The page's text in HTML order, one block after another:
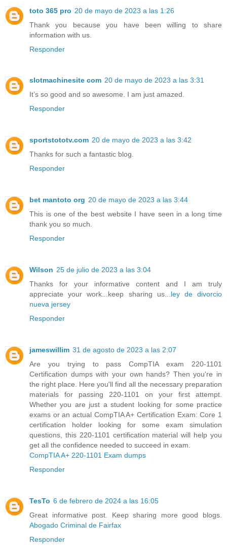
toto 365 pro 20 de mayo de 2023 a las 1:26
Thank you because you have been willing to share
information with us.
Responder
slotmachinesite com 20 de mayo de 2023 a las 3:31
It’s so good and so awesome. I am just amazed.
Responder
sportstototv.com 20 de mayo de 2023 a las 3:42
Thanks for such a fantastic blog.
Responder
bet mantoto org 20 de mayo de 2023 a las 3:44
This is one of the best website I have seen in a long time
thank you so much.
Responder
Wilson 25 de julio de 2023 a las 3:04
Thanks for your informative content and I am truly
appreciate your work...keep sharing us...ley de divorcio
nueva jersey
Responder
jameswillim 31 de agosto de 2023 a las 2:07
Are you trying to pass CompTIA exam 220-1101
Certification dumps with your own hands? Then you're in
the right place. Here you'll find all the necessary preparation
materials for passing 220-1101 on your first attempt.
Whether you are just a student looking for some practice
exams or an actual CompTIA A+ Certification Exam: Core 1
certification holder looking for some exam simulation
questions, this 220-1101 certification material will help you
get all the confidence needed to succeed in exam.
CompTIA A+ 220-1101 Exam dumps
Responder
TesTo 6 de febrero de 2024 a las 16:05
Great informative post. Keep sharing more good blogs.
Abogado Criminal de Fairfax
Responder